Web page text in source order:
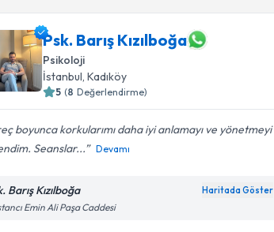
Psk. Barış Kızılboğa
Psikoloji
İstanbul, Kadıköy
5 (8 Değerlendirme)
boyunca korkularımı daha iyi anlamayı ve yönetmeyi
Seanslar...
Devamı
Barış Kızılboğa Haritada Göster
Emin Ali Paşa Caddesi